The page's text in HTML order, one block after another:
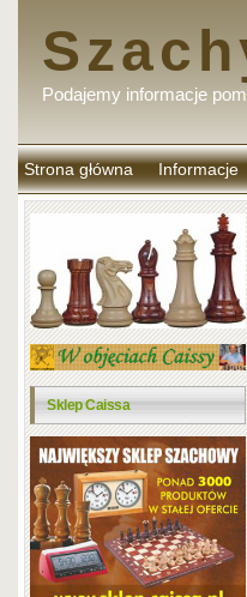
Podajemy informacje
Strona główna Informacje
Sklep Caissa